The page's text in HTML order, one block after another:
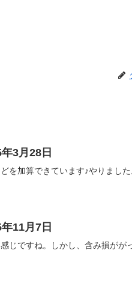
3月28日
を加算できています♪やりまし
11月7日
じですね。しかし、含み損がが